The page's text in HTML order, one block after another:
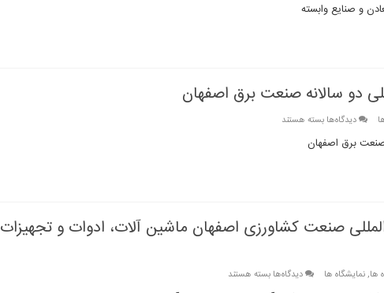
نمایشگاه
صنایع
و صنایع وابسته
دو سالانه صنعت برق اصفهان
دیدگاه‌ها برای
نمایشگاه
صنعت
بسته هستند
صنعت برق اصفهان
صنعت کشاورزی اصفهان ماشین آلات، ادوات و تجهیزات
ها,نمایشگاه ها دیدگاه‌ها برای
بسته هستند